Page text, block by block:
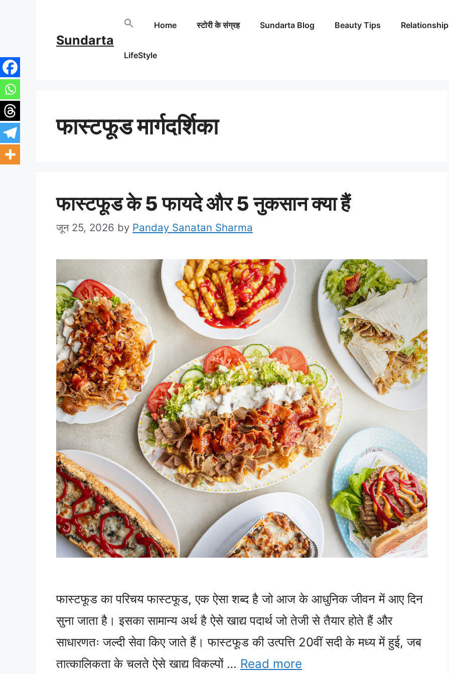
content
Sundarta
Home स्टोरी के संग्रह Sundarta Blog Beauty Tips Relationship
LifeStyle
फास्टफूड मार्गदर्शिका
फास्टफूड के 5 फायदे और 5 नुकसान क्या हैं
जून 25, 2026 by Panday Sanatan Sharma
फास्टफूड का परिचय फास्टफूड, एक ऐसा शब्द है जो आज के आधुनिक जीवन में आए दिन
सुना जाता है। इसका सामान्य अर्थ है ऐसे खाद्य पदार्थ जो तेजी से तैयार होते हैं और
साधारणतः जल्दी सेवा किए जाते हैं। फास्टफूड की उत्पत्ति 20वीं सदी के मध्य में हुई, जब
तात्कालिकता के चलते ऐसे खाद्य विकल्पों … Read more